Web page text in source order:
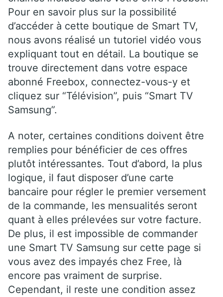
Pour en savoir plus sur la possibilité
d’accéder à cette boutique de Smart TV,
nous avons réalisé un tutoriel vidéo vous
expliquant tout en détail. La boutique se
trouve directement dans votre espace
abonné Freebox, connectez-vous-y et
cliquez sur “Télévision”, puis “Smart TV
Samsung”.
A noter, certaines conditions doivent être
remplies pour bénéficier de ces offres
plutôt intéressantes. Tout d’abord, la plus
logique, il faut disposer d’une carte
bancaire pour régler le premier versement
de la commande, les mensualités seront
quant à elles prélevées sur votre facture.
De plus, il est impossible de commander
une Smart TV Samsung sur cette page si
vous avez des impayés chez Free, là
encore pas vraiment de surprise.
Cependant, il reste une condition assez